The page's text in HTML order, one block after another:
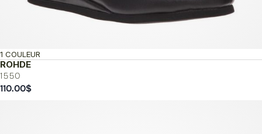
ROHDE
1550
1 COULEUR
110.00$